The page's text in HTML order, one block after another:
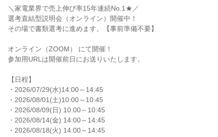
＼家電業界で売上伸び率15年連続No.1★／
選考直結型説明会（オンライン）開催中！
その場で書類選考に進めます。【事前準備不要】
オンライン（ZOOM） にて開催！
参加用URLは開催前日にお送りいたします。
【日程】
・2026/07/29(水)14:00～14:45
・2026/08/01(土)10:00～10:45
・2026/08/09(日) 10:00～10:45
・2026/08/14(金) 14:00～14:45
・2026/08/18(火) 14:00～14:45